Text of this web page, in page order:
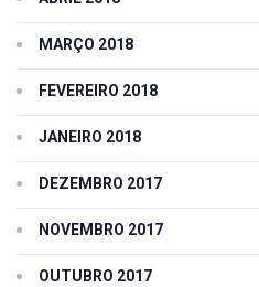
MARÇO 2018
FEVEREIRO 2018
JANEIRO 2018
DEZEMBRO 2017
NOVEMBRO 2017
OUTUBRO 2017